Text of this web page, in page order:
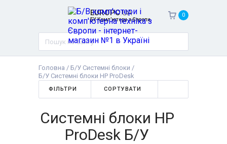
EUROPC.UA
БУ Комп'ютери з Європи
0
Головна / Б/У Системні блоки /
Б/У Системні блоки HP ProDesk
ФІЛЬТРИ СОРТУВАТИ
Системні блоки HP
ProDesk Б/У